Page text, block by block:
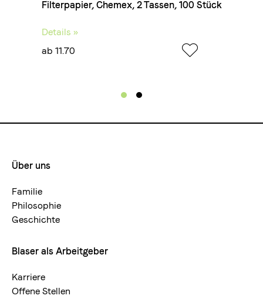
Filterpapier, Chemex, 2 Tassen, 100 Stück
Details »
ab 11.70
Footermenue-
neu
Über uns
Familie
Philosophie
Geschichte
Blaser als Arbeitgeber
Karriere
Offene Stellen